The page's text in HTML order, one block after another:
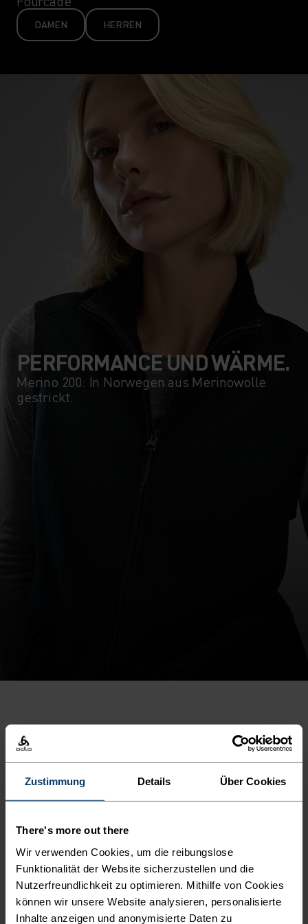
Zustimmung Details Über Cookies
There's more out there
Wir verwenden Cookies, um die reibungslose
Funktionalität der Website sicherzustellen und die
Nutzerfreundlichkeit zu optimieren. Mithilfe von Cookies
können wir unsere Website analysieren, personalisierte
Inhalte anzeigen und anonymisierte Daten zu
DAMEN HERREN
PERFORMANCE UND WÄRME.
Merino 200: In Norwegen aus Merinowolle
gestrickt.
SET SHOPPEN